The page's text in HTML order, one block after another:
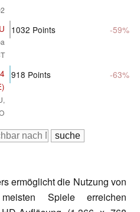
1032 Points -59%
918 Points -63%
ermöglicht die Nutzung von
Spiele erreichen